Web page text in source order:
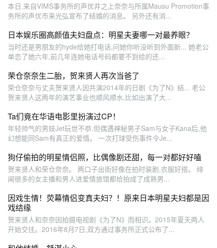
本日,来自VIMS事务所的声优井之上奈奈与所属Mausu Promotion事
务所的声优市来光弘宣布了结婚的消息。 另外还有消...
日本娱乐圈高颜值夫妇盘点：明星夫妻哪一对最养眼？
当时还是男朋友的hyde给她打电话,问她你听没听到外面新... 她老公
单恋了她六年,前几年连她电话号码都要不到给的还...
荣仓奈奈生二胎，贺来贤人再次当爸了
荣仓奈奈与丈夫贺来贤人因共演2014年的日剧《为了N》结... 老公
贺来贤人这两年的演艺事业也顺风顺水,比如出演了大...
Ta们竟在华语电影里扮演过CP！
年轻帅气的男妓Jet玩世不恭,但偶遇神秘男子Sam与女子Kana后,他
幻想能同Sam有真正的爱情。 一次打球受伤事件令Je...
狗仔偷拍的明星情侣照，比偶像剧还甜，每一对都好好嗑
贺来贤人和荣仓奈奈。 两口子出街好像在拍时装剧,衣服好搭。 绯
闻很多的女主播和男人进爱情旅馆都给拍成了成熟男...
因戏生情！荧幕情侣变真夫妇？！原来日本明星夫妇都是因
戏结缘
贺来贤人和奈奈因拍摄电视剧《为了N》而相识。2015年夏天两人
开始交往。2016年8月7日,双方通过事务所正式公布了...